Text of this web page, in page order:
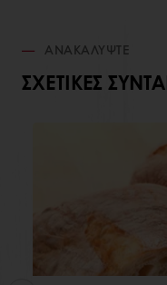
ΑΝΑΚΑΛΎΨΤΕ
ΣΧΕΤΙΚΈΣ